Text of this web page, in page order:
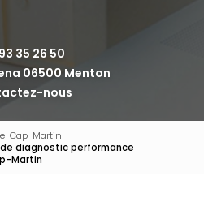
35 26 50
06500 Menton
nous
Cap-Martin
diagnostic performance
Martin